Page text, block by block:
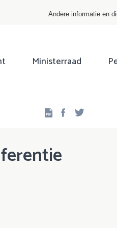
Andere informatie en
Ministerraad
Facebook